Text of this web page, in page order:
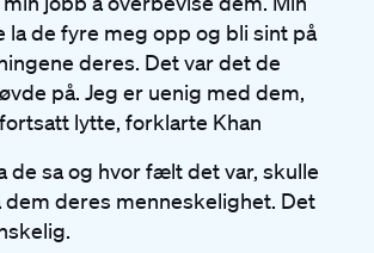
la de fyre meg opp og bli sint på
deres. Det var det de
på. Jeg er uenig med dem,
lytte, forklarte Khan
de sa og hvor fælt det var, skulle
dem deres menneskelighet. Det